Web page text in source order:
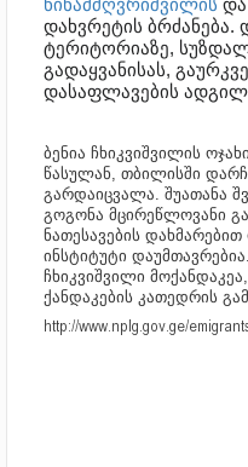
დახვრეტის ბრძანება.
ტერიტორიაზე,
გადაყვანისას,
დასაფლავების
ბენია ჩხიკვიშვილის
წასულან, თბილისში
გარდაიცვალა. შუათანა
გოგონა მცირეწლოვანი
ნათესავების
ინსტიტუტი
ჩხიკვიშვილი
ქანდაკების კათედრის
http://www.nplg.gov.ge/